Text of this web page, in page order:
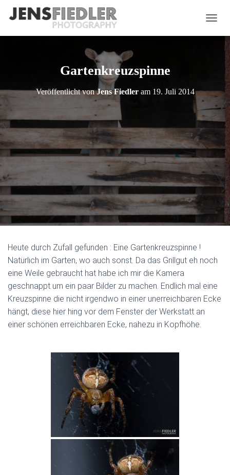
Gartenkreuzspinne
Veröffentlicht vonJens Fiedleram 19. Juli 2014
Heute durch Zufall gefunden : Eine Gartenkreuzspinne !
Natürlich im Garten, wo auch sonst. Da das Grillgut eh noch
eine Weile gebraucht hat habe ich mir die Kamera
geschnappt um ein paar Bilder zu machen. Endlich mal eine
Kreuzspinne die nicht irgendwo in einer unerreichbaren Ecke
hängt, diese hier hing vor dem Fenster der Werkstatt an
einer schönen erreichbaren Ecke, nahezu in Kopfhöhe.